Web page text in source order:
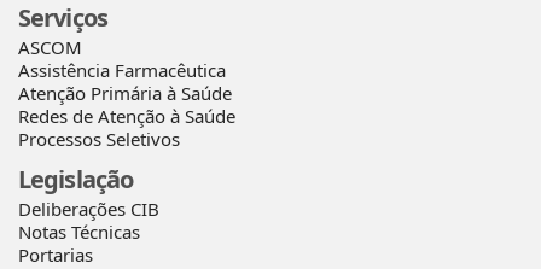
Serviços
ASCOM
Assistência Farmacêutica
Atenção Primária à Saúde
Redes de Atenção à Saúde
Processos Seletivos
Legislação
Deliberações CIB
Notas Técnicas
Portarias